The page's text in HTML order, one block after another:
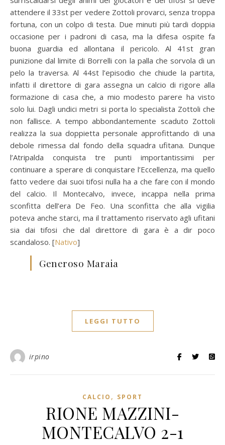
attendere il 33st per vedere Zottoli provarci, senza troppa
fortuna, con un colpo di testa. Due minuti più tardi doppia
occasione per i padroni di casa, ma la difesa ospite fa
buona guardia ed allontana il pericolo. Al 41st gran
punizione dal limite di Borrelli con la palla che sorvola di un
pelo la traversa. Al 44st l’episodio che chiude la partita,
infatti il direttore di gara assegna un calcio di rigore alla
formazione di casa che, a mio modesto parere ha visto
solo lui. Dagli undici metri si porta lo specialista Zottoli che
non fallisce. A tempo abbondantemente scaduto Zottoli
realizza la sua doppietta personale approfittando di una
debole rimessa dal fondo della squadra ufitana. Dunque
l’Atripalda conquista tre punti importantissimi per
continuare a sperare di conquistare l’Eccellenza, ma quello
fatto vedere dai suoi tifosi nulla ha a che fare con il mondo
del calcio. Il Montecalvo, invece, incappa nella prima
sconfitta dell’era De Feo. Una sconfitta che alla vigilia
poteva anche starci, ma il trattamento riservato agli ufitani
sia dai tifosi che dal direttore di gara è a dir poco
scandaloso. [Nativo]
Generoso Maraia
LEGGI TUTTO
irpino
CALCIO , SPORT
RIONE MAZZINI-
MONTECALVO 2-1